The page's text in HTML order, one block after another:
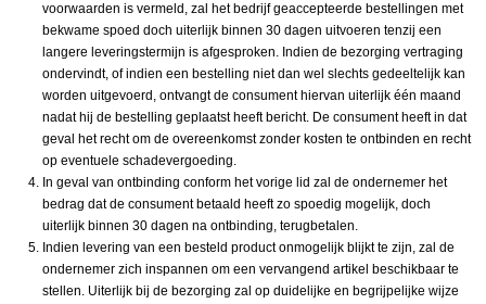
voorwaarden is vermeld, zal het bedrijf geaccepteerde bestellingen met
bekwame spoed doch uiterlijk binnen 30 dagen uitvoeren tenzij een
langere leveringstermijn is afgesproken. Indien de bezorging vertraging
ondervindt, of indien een bestelling niet dan wel slechts gedeeltelijk kan
worden uitgevoerd, ontvangt de consument hiervan uiterlijk één maand
nadat hij de bestelling geplaatst heeft bericht. De consument heeft in dat
geval het recht om de overeenkomst zonder kosten te ontbinden en recht
op eventuele schadevergoeding.
In geval van ontbinding conform het vorige lid zal de ondernemer het
bedrag dat de consument betaald heeft zo spoedig mogelijk, doch
uiterlijk binnen 30 dagen na ontbinding, terugbetalen.
Indien levering van een besteld product onmogelijk blijkt te zijn, zal de
ondernemer zich inspannen om een vervangend artikel beschikbaar te
stellen. Uiterlijk bij de bezorging zal op duidelijke en begrijpelijke wijze